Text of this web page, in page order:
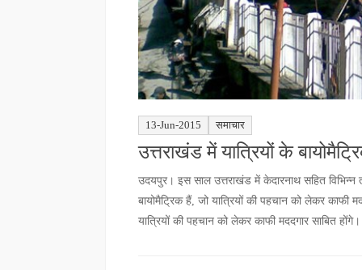
13-Jun-2015 समाचार
उत्तराखंड में यात्रियों के
उदयपुर। इस साल उत्तराखंड में केदारनाथ सहित विभिन्न
बायोमैट्रिक हैं, जो यात्रियों की पहचान को लेकर काफी
यात्रियों की पहचान को लेकर काफी मददगार साबित होंगे।